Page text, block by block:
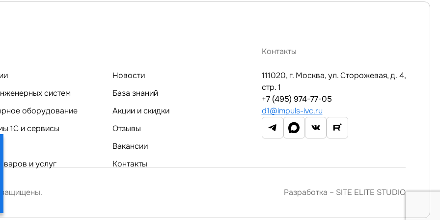
систем
Компьютерное оборудование
1C и сервисы
и услуг
Новости
База знаний
Акции и скидки
Отзывы
Вакансии
Контакты
Контакты
111020, г. Москва, ул. Сторожевая, д. 4,
стр. 1
+7 (495) 974-77-05
d1@impuls-ivc.ru
Разработка – SITE ELITE STUDIO